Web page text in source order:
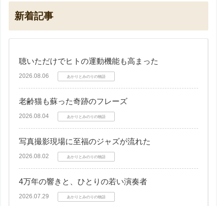
新着記事
聴いただけでヒトの運動機能も高まった
2026.08.06 あかりとみのりの物語
老齢猫も蘇った奇跡のフレーズ
2026.08.04 あかりとみのりの物語
写真撮影現場に至福のジャズが流れた
2026.08.02 あかりとみのりの物語
4万年の響きと、ひとりの若い演奏者
2026.07.29 あかりとみのりの物語